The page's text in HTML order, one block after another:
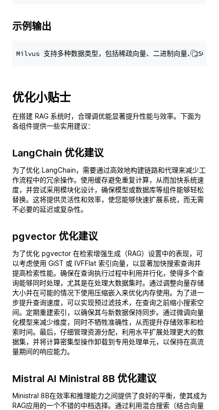
示例输出
优化小贴士
在搭建 RAG 系统时，合理调优能显著提升性能与效率。下面为
各组件提供一些实用建议：
LangChain 优化建议
为了优化 LangChain，需要通过高效地构建链路和代理来减少工
作流程中的冗余操作。使用缓存避免重复计算，从而加快系统速
度，并尝试采用模块化设计，确保模型或数据库等组件能够轻松
替换。这将提供灵活性和效率，使您能够快速扩展系统，而无需
不必要的延迟或复杂性。
pgvector 优化建议
为了优化 pgvector 在检索增强生成（RAG）设置中的表现，可
以考虑使用 GiST 或 IVFFlat 索引向量，以显著加快搜索查询并
提高检索性能。确保在查询执行过程中利用并行化，使得多个查
询能够同时处理，尤其是在处理大数据集时。通过调整向量存储
大小并在可能的情况下使用压缩嵌入来优化内存使用。为了进一
步提升查询速度，可以实现预过滤技术，在查询之前缩小搜索空
间。定期重建索引，以确保其与新数据保持同步。通过微调向量
化模型来减少维度，同时不牺牲准确性，从而提升存储效率和检
索时间。最后，仔细管理资源分配，利用水平扩展处理更大的数
据集，并将计算密集型操作卸载到专用处理单元，以保持在高流
量期间的响应能力。
Mistral AI Ministral 8B 优化建议
Ministral 8B在效率和推理能力之间提供了良好的平衡，使其成为
RAG应用的一个不错的中档选择。通过利用混合搜索（结合向量